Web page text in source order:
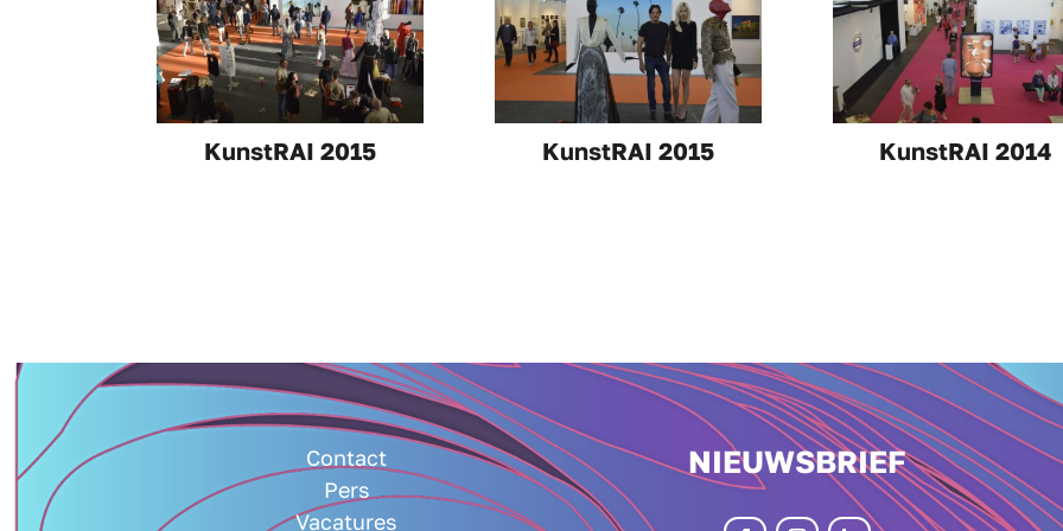
KunstRAI 2015 KunstRAI 2015 KunstRAI 2014
Contact
Pers
Vacatures
NIEUWSBRIEF